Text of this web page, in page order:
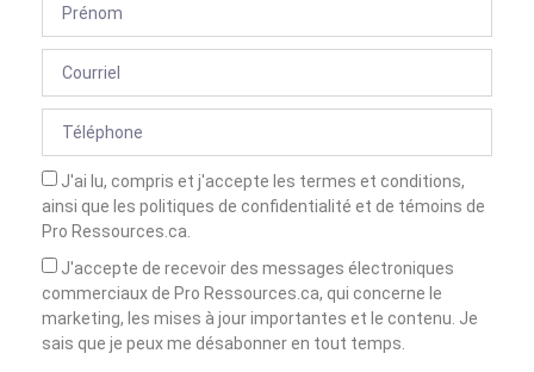
J'ai lu, compris et j'accepte les termes et conditions,
ainsi que les politiques de confidentialité et de témoins de
Pro Ressources.ca.
J'accepte de recevoir des messages électroniques
commerciaux de Pro Ressources.ca, qui concerne le
marketing, les mises à jour importantes et le contenu. Je
sais que je peux me désabonner en tout temps.